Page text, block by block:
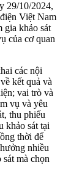
29/10/2024,
Việt Nam
khảo sát
của cơ quan
các nội
kết quả và
vai trò và
vụ và yêu
thu phiếu
khảo sát tại
thời để
nhiều
mà chọn